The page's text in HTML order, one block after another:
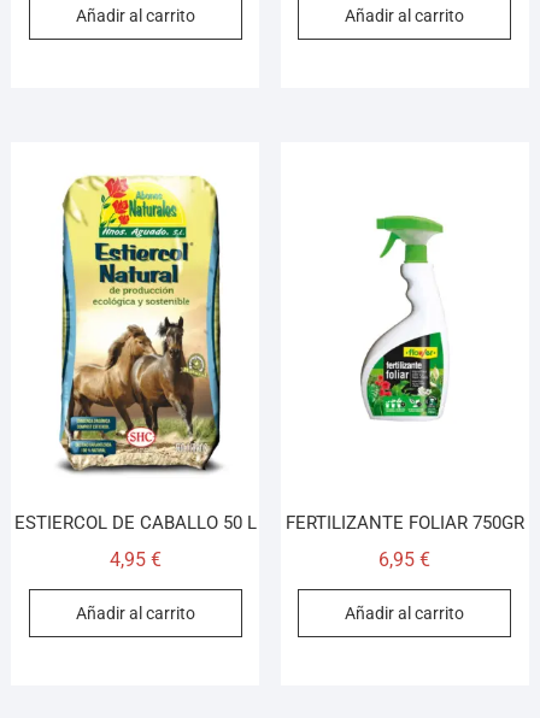
Añadir al carrito Añadir al carrito
ESTIERCOL DE CABALLO 50 L
4,95 €
Añadir al carrito
FERTILIZANTE FOLIAR 750GR
6,95€
Añadir al carrito